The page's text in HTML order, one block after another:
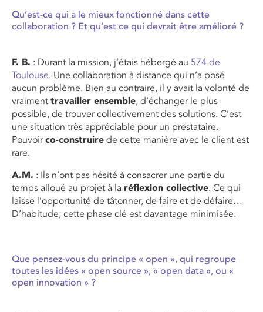
Qu’est-ce qui a le mieux fonctionné dans cette
collaboration ? Et qu’est ce qui devrait être amélioré ?
F. B. : Durant la mission, j’étais hébergé au 574 de
Toulouse. Une collaboration à distance qui n’a posé
aucun problème. Bien au contraire, il y avait la volonté de
vraiment travailler ensemble, d’échanger le plus
possible, de trouver collectivement des solutions. C’est
une situation très appréciable pour un prestataire.
Pouvoirco-construire de cette manière avec le client est
rare.
A.M. : Ils n’ont pas hésité à consacrer une partie du
temps alloué au projet à la réflexion collective. Ce qui
laisse l’opportunité de tâtonner, de faire et de défaire…
D’habitude, cette phase clé est davantage minimisée.
Que pensez-vous du principe « open », qui regroupe
toutes les idées « open source », « open data », ou «
open innovation » ?